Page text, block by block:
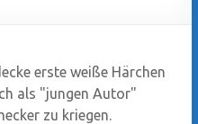
erste weiße Härchen
als "jungen Autor"
zu kriegen.